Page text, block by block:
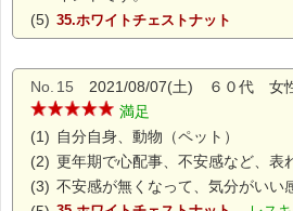
(5) 35.ホワイトチェストナット
No. 15 2021/08/07(土) ６０代 女
満足
(1) 自分自身、動物（ペット）
(2) 更年期で心配事、不安感など、表
(3) 不安感が無くなって、気分がいい